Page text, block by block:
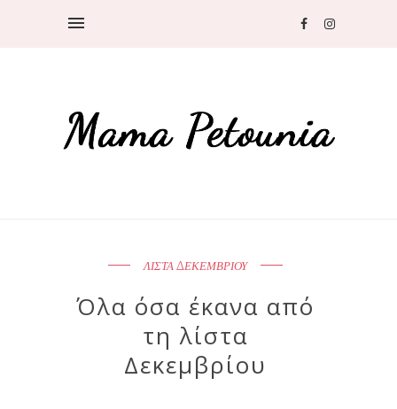
ΛΙΣΤΑ ΔΕΚΕΜΒΡΙΟΥ
Όλα όσα έκανα από
τη λίστα
Δεκεμβρίου